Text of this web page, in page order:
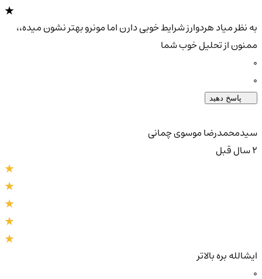
به نظر میاد هردوارز شرایط خوبی دارن اما مونرو بهتر نشون میده،،
ممنون از تحلیل خوب شما
پاسخ دهید
سیدمحمدرضا موسوی چمانی
ایشالله بره بالاتر